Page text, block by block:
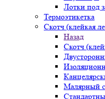
Лотки под
Термоэтикетка
Скотч (клейкая
Назад
Скотч
Малярный